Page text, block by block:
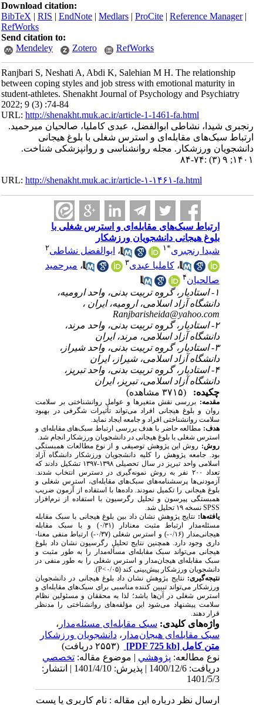
Download citation:
BibTeX|RIS|EndNote|Medlars|ProCite|Reference Manager
RefWorks
Send citation to:
Mendeley
Zotero RefWorks
Ranjbari S, Neshati A, Abdi K, Salehian M H. The relationship
between coping styles and job stress with emotional maturity in
student-athletes. Shenakht Journal of Psychology and Psychiatry
2022; 9 (3) :74-84
URL:http://shenakht.muk.ac.ir/article-1-1461-fa.html
رنجبری شیدا، نشاطی ابوالفضل، عبدی کاملیا، صالحیان میرحمید.
ارتباط سبک‌های مقابله‌ای و استرس شغلی با بلوغ هیجانی
دانشجویان ورزشکار. مجله روانشناسی و روانپزشکی شناخت.
۱۴۰۱; ۹ (۳) :۷۴-۸۴
URL:http://shenakht.muk.ac.ir/article-۱-۱۴۶۱-fa.html
ارتباط سبک‌های مقابله‌ای و استرس شغلی با
بلوغ هیجانی دانشجویان ورزشکار
شیدا رنجبری* ۱ ،ابوالفضل نشاطی
،کاملیا عبدی ،میرحمید
صالحیان ۴
۱- استادیار، گروه تربیت بدنی، واحد ارومیه،
دانشگاه آزاد اسلامی، ارومیه، ایران ،
Ranjbarisheida@yahoo.com
۲- استادیار، گروه تربیت بدنی، واحد مرند،
دانشگاه آزاد اسلامی، مرند، ایران
۳- استادیار، گروه تربیت بدنی، واحد شیراز،
دانشگاه آزاد اسلامی، شیراز، ایران
۴- استادیار، گروه تربیت بدنی، واحد تبریز،
دانشگاه آزاد اسلامی، تبریز، ایران
چکیده:
مقدمه:بررسی نقش متغیرها و عوامل روانشناختی بر سلامت
روان و بلوغ هیجانی افراد می­‌تواند تأثیرات شگرفی در بهبود
سلامت روانشناختی افراد و جامعه ایجاد نماید.
هدف:مطالعه حاضر با هدف بررسی ارتباط سبک‌های مقابله‌ای و
استرس شغلی با بلوغ هیجانی در دانشجویان ورزشکار انجام شد.
روش:روش این پژوهش توصیفی و از نوع مطالعات همبستگی
بود. جامعه پژوهش را کلیه دانشجویان ورزشکار دانشگاه آزاد
اسلامی واحد تبریز در سال تحصیلی ۱۳۹۸-۱۳۹۷ تشکیل دادند که
تعداد ۲۰۰ نفر به روش نمونه‌گیری در دسترس انتخاب شدند.
آزمودنی‌ها پرسشنامه­‌های سبک‌های مقابله‌ای، استرس شغلی و
بلوغ هیجانی را تکمیل نمودند. داده‌ها با استفاده از آزمون ضریب
همبستگی پیرسون و تحلیل رگرسیون با استفاده از نرم­‌افزار
SPSSنسخه ۱۹ تحلیل شد.
یافته­‌ها:نتایج پژوهش نشان داد بین بلوغ هیجانی با سبک مقابله
مسئله‌مدار ارتباط مثبت معنا­دار (۰/۳۱) و با سبک مقابله
هیجانی‌مدار (۰/۱۶-) و استرس شغلی (۰/۳۷-) ارتباط منفی معنا­
داری وجود دارد. همچنین نتایج تحلیل رگرسیون نشان داد بلوغ
هیجانی می‌تواند سبک مقابله‌ای مسأله‌مدار را به طور مثبت و
سبک مقابله‌ای هیجان‌مدار و استرس شغلی را به طور منفی در
دانشجویان ورزشکار پیش‌بینی ‌کند (۰/۰۵>
P
).
نتیجه‌گیری:نتایج پژوهش نشان داد بلوغ هیجانی در دانشجویان
ورزشکار می‌تواند تبیین کننده مناسبی برای سبک‌های مقابله‌ای و
استرس شغلی در آن‌ها باشد؛ لذا به محققان و مسئولین نظام
سلامت پیشنهاد می‌شود این مؤلفه‌های روانشناختی را مدنظر
قرار دهند.
واژه‌های کلیدی:سبک مقابله‌ای مسئله‌مدار ،
سبک مقابله‌ای هیجان‌مدار ، دانشجویان ورزشکار
متن کامل[PDF 725 kb]
نوع مطالعه:پژوهشي| موضوع مقاله:تخصصي
دریافت: 1400/12/6 | پذیرش: 1401/4/10 | انتشار:
1401/5/3
ارسال نظر درباره این مقاله : نام کاربری یا پست